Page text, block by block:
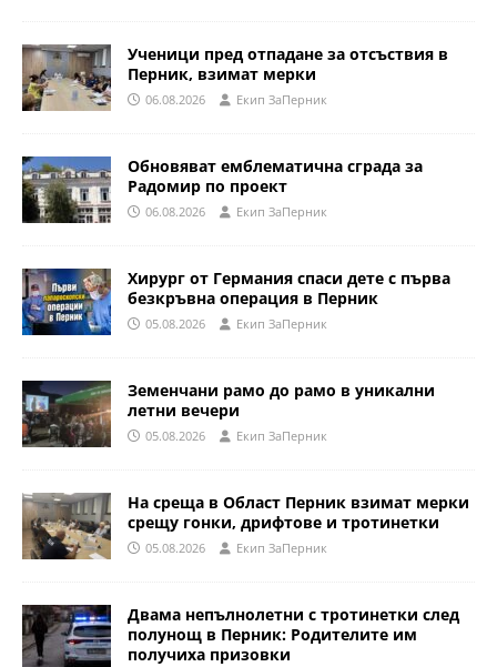
Ученици пред отпадане за отсъствия в
Перник, взимат мерки
06.08.2026 Eкип ЗаПерник
Обновяват емблематична сграда за
Радомир по проект
06.08.2026 Eкип ЗаПерник
Хирург от Германия спаси дете с първа
безкръвна операция в Перник
05.08.2026 Eкип ЗаПерник
Земенчани рамо до рамо в уникални
летни вечери
05.08.2026 Eкип ЗаПерник
На среща в Област Перник взимат мерки
срещу гонки, дрифтове и тротинетки
05.08.2026 Eкип ЗаПерник
Двама непълнолетни с тротинетки след
полунощ в Перник: Родителите им
получиха призовки